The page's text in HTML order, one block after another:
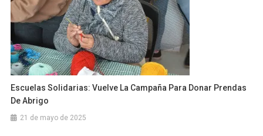
Escuelas Solidarias: Vuelve La Campaña Para Donar Prendas
De Abrigo
21 de mayo de 2025